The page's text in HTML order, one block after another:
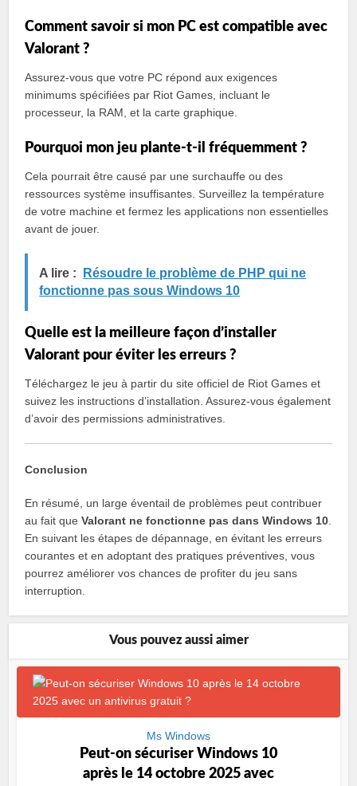
Comment savoir si mon PC est compatible avec
Valorant ?
Assurez-vous que votre PC répond aux exigences
minimums spécifiées par Riot Games, incluant le
processeur, la RAM, et la carte graphique.
Pourquoi mon jeu plante-t-il fréquemment ?
Cela pourrait être causé par une surchauffe ou des
ressources système insuffisantes. Surveillez la température
de votre machine et fermez les applications non essentielles
avant de jouer.
A lire :
Résoudre le problème de PHP qui ne
fonctionne pas sous Windows 10
Quelle est la meilleure façon d’installer
Valorant pour éviter les erreurs ?
Téléchargez le jeu à partir du site officiel de Riot Games et
suivez les instructions d’installation. Assurez-vous également
d’avoir des permissions administratives.
Conclusion
En résumé, un large éventail de problèmes peut contribuer
au fait queValorant ne fonctionne pas dans Windows 10
En suivant les étapes de dépannage, en évitant les erreurs
courantes et en adoptant des pratiques préventives, vous
pourrez améliorer vos chances de profiter du jeu sans
interruption.
Vous pouvez aussi aimer
Ms Windows
Peut-on sécuriser Windows 10
après le 14 octobre 2025 avec